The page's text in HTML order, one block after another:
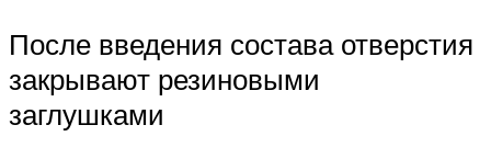
После введения состава отверстия
закрывают резиновыми
заглушками